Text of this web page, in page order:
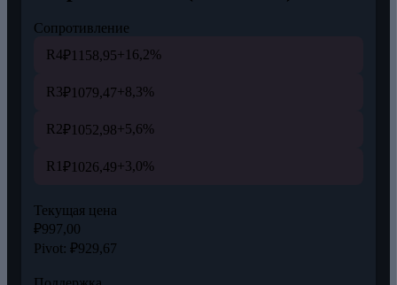
Сопротивление
R4₽1158,95+16,2%
R3₽1079,47+8,3%
R2₽1052,98+5,6%
R1₽1026,49+3,0%
Текущая цена
₽997,00
Pivot: ₽929,67